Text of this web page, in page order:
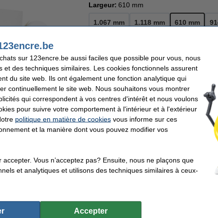
Largeur: 610 mm
1.067 mm 1.118 mm 610 mm
82,50 €
68,18 € hors 21% de TVA
En stock
Livré demain
Commander
92%
123encre convient à l'impression de photos spéciales et à la reproduction
graphiques de qualité supérieure. La structure de la toile crée un résultat
de 320 g/m² garantit la résistance et la durabilité nécessaires de vos
sur 123encre.be aussi faciles que possible pour vous, nous
et des techniques similaires. Les cookies fonctionnels assurent
du site web. Ils ont également une fonction analytique qui
continuellement le site web. Nous souhaitons vous montrer
qui correspondent à vos centres d'intérêt et nous voulons
pour suivre votre comportement à l'intérieur et à l'extérieur
politique en matière de cookiesvous informe sur ces
et la manière dont vous pouvez modifier vos
Vous n’acceptez pas? Ensuite, nous ne plaçons que
et analytiques et utilisons des techniques similaires à ceux-
Accepter